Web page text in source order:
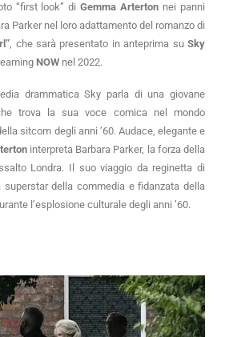
“first look” diGemma Arterton nei panni
Parker nel loro adattamento del romanzo di
, che sarà presentato in anteprima suSky
NOW nel 2022.
drammatica Sky parla di una giovane
trova la sua voce comica nel mondo
sitcom degli anni ’60. Audace, elegante e
interpreta Barbara Parker, la forza della
Londra. Il suo viaggio da reginetta di
superstar della commedia e fidanzata della
l’esplosione culturale degli anni ’60.